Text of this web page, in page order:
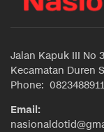
Jalan Kapuk III No
Kecamatan Duren
Phone:
Email: